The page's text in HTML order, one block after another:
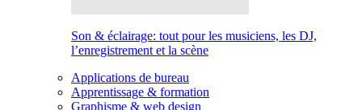
Son & éclairage: tout pour les musiciens, les DJ,
l’enregistrement et la scène
Applications de bureau
Apprentissage & formation
Graphisme & web design